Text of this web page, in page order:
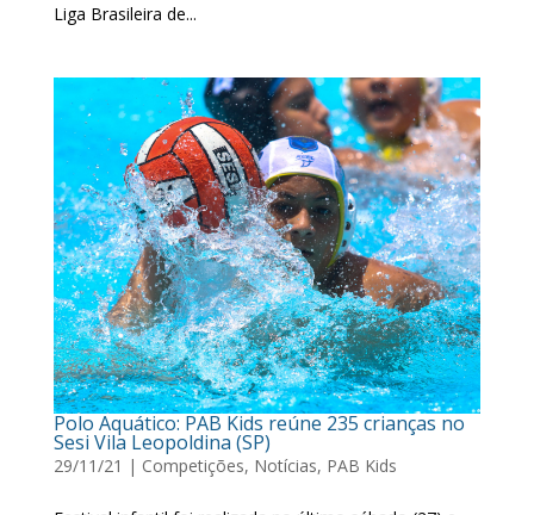
Liga Brasileira de...
Polo Aquático: PAB Kids reúne 235 crianças no
Sesi Vila Leopoldina (SP)
29/11/21 | Competições, Notícias, PAB Kids